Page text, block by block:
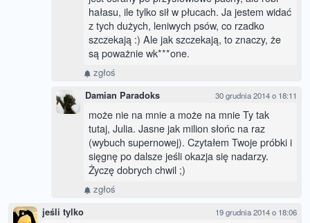
hałasu, ile tylko sił w płucach. Ja jestem widać
z tych dużych, leniwych psów, co rzadko
szczekają :) Ale jak szczekają, to znaczy, że
są poważnie wk***one.
zgłoś
Damian Paradoks 30 grudnia 2014 o 18:11
może nie na mnie a może na mnie Ty tak
tutaj, Julia. Jasne jak milion słońc na raz
(wybuch supernowej). Czytałem Twoje próbki i
sięgnę po dalsze jeśli okazja się nadarzy.
Życzę dobrych chwil ;)
zgłoś
jeśli tylko 19 grudnia 2014 o 18:06